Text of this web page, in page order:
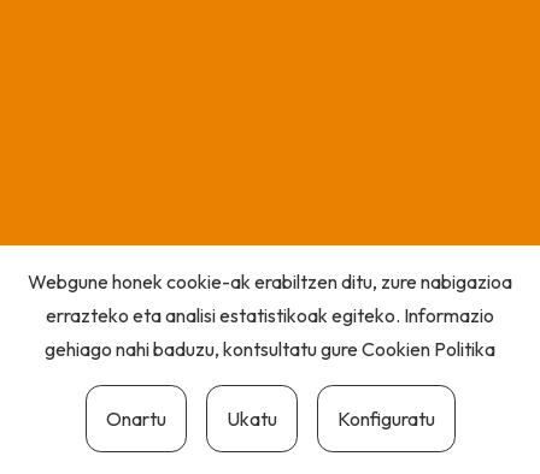
Webgune honek cookie-ak erabiltzen ditu, zure nabigazioa
errazteko eta analisi estatistikoak egiteko. Informazio
gehiago nahi baduzu, kontsultatu gureCookien Politika
Onartu Ukatu Konfiguratu